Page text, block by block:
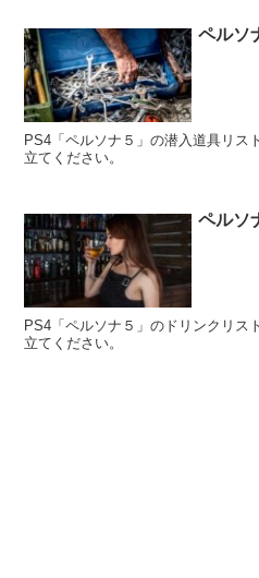
ペルソ
PS4「ペルソナ５」の潜入道具リス
立てください。
ペルソ
PS4「ペルソナ５」のドリンクリス
立てください。